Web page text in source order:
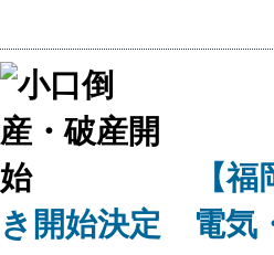
【
き開始決定 電気